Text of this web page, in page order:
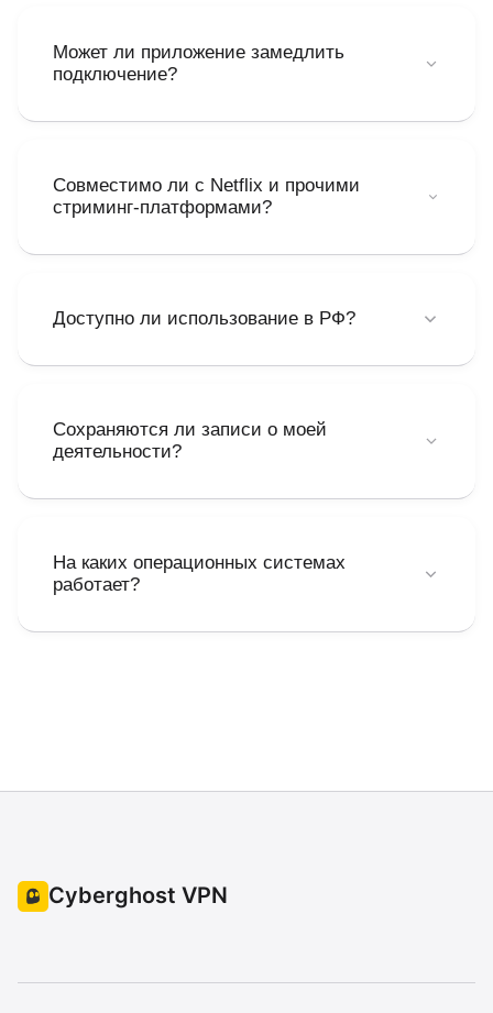
Может ли приложение замедлить
подключение?
эффективности передачи.
Совместимо ли с Netflix и прочими
стриминг-платформами?
Доступно ли использование в РФ?
Сохраняются ли записи о моей
деятельности?
На каких операционных системах
работает?
Cyberghost VPN